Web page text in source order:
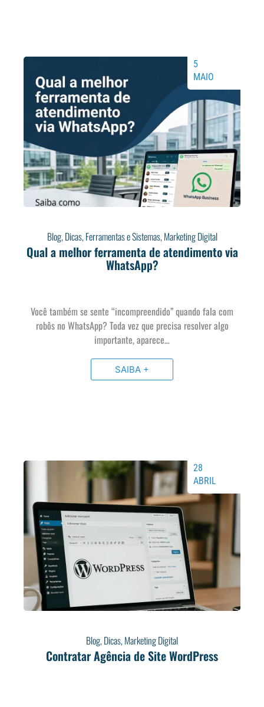
Blog,Dicas,Ferramentas e Sistemas,Marketing Digital
Qual a melhor ferramenta de atendimento via
WhatsApp?
5
MAIO
Você também se sente “incompreendido” quando fala com
robôs no WhatsApp? Toda vez que precisa resolver algo
importante, aparece…
SAIBA +
Blog,Dicas,Marketing Digital
Contratar Agência de Site WordPress
28
ABRIL